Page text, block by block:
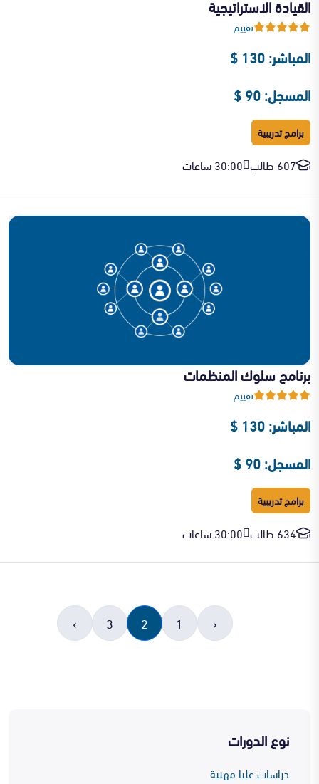
نوع الدورات
دراسات عليا مهنية
القيادة الاستراتيجية
تقييم
المباشر: 130 $
المسجل: 90 $
برامج تدريبية
607 طالب 30:00 ساعات
برنامج سلوك المنظمات
تقييم
المباشر: 130 $
المسجل: 90 $
برامج تدريبية
634 طالب 30:00 ساعات
‹
1
2
3
›